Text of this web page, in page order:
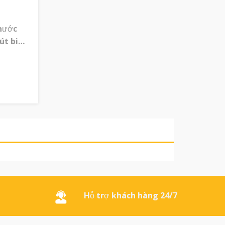
bi
bút
Hỗ trợ khách hàng 24/7